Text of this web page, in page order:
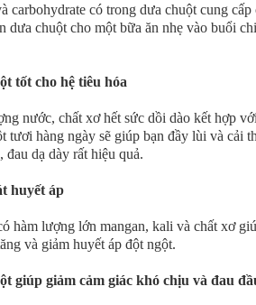
carbohydrate có trong dưa chuột cung
dưa chuột cho một bữa ăn nhẹ vào buổi
tốt cho hệ tiêu hóa
nước, chất xơ hết sức dồi dào kết hợp
tươi hàng ngày sẽ giúp bạn đầy lùi và cải
đau dạ dày rất hiệu quả.
huyết áp
hàm lượng lớn mangan, kali và chất xơ
và giảm huyết áp đột ngột.
giúp giảm cảm giác khó chịu và đau